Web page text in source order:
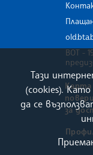
ВОТ -
Карта
за
Тази
(cookies).
да се